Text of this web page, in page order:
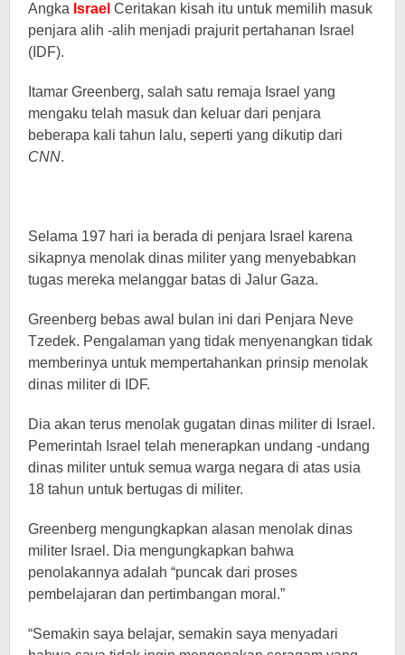
Angka Israel Ceritakan kisah itu untuk memilih masuk
penjara alih -alih menjadi prajurit pertahanan Israel
(IDF).
Itamar Greenberg, salah satu remaja Israel yang
mengaku telah masuk dan keluar dari penjara
beberapa kali tahun lalu, seperti yang dikutip dari
CNN.
Selama 197 hari ia berada di penjara Israel karena
sikapnya menolak dinas militer yang menyebabkan
tugas mereka melanggar batas di Jalur Gaza.
Greenberg bebas awal bulan ini dari Penjara Neve
Tzedek. Pengalaman yang tidak menyenangkan tidak
memberinya untuk mempertahankan prinsip menolak
dinas militer di IDF.
Dia akan terus menolak gugatan dinas militer di Israel.
Pemerintah Israel telah menerapkan undang -undang
dinas militer untuk semua warga negara di atas usia
18 tahun untuk bertugas di militer.
Greenberg mengungkapkan alasan menolak dinas
militer Israel. Dia mengungkapkan bahwa
penolakannya adalah “puncak dari proses
pembelajaran dan pertimbangan moral.”
“Semakin saya belajar, semakin saya menyadari